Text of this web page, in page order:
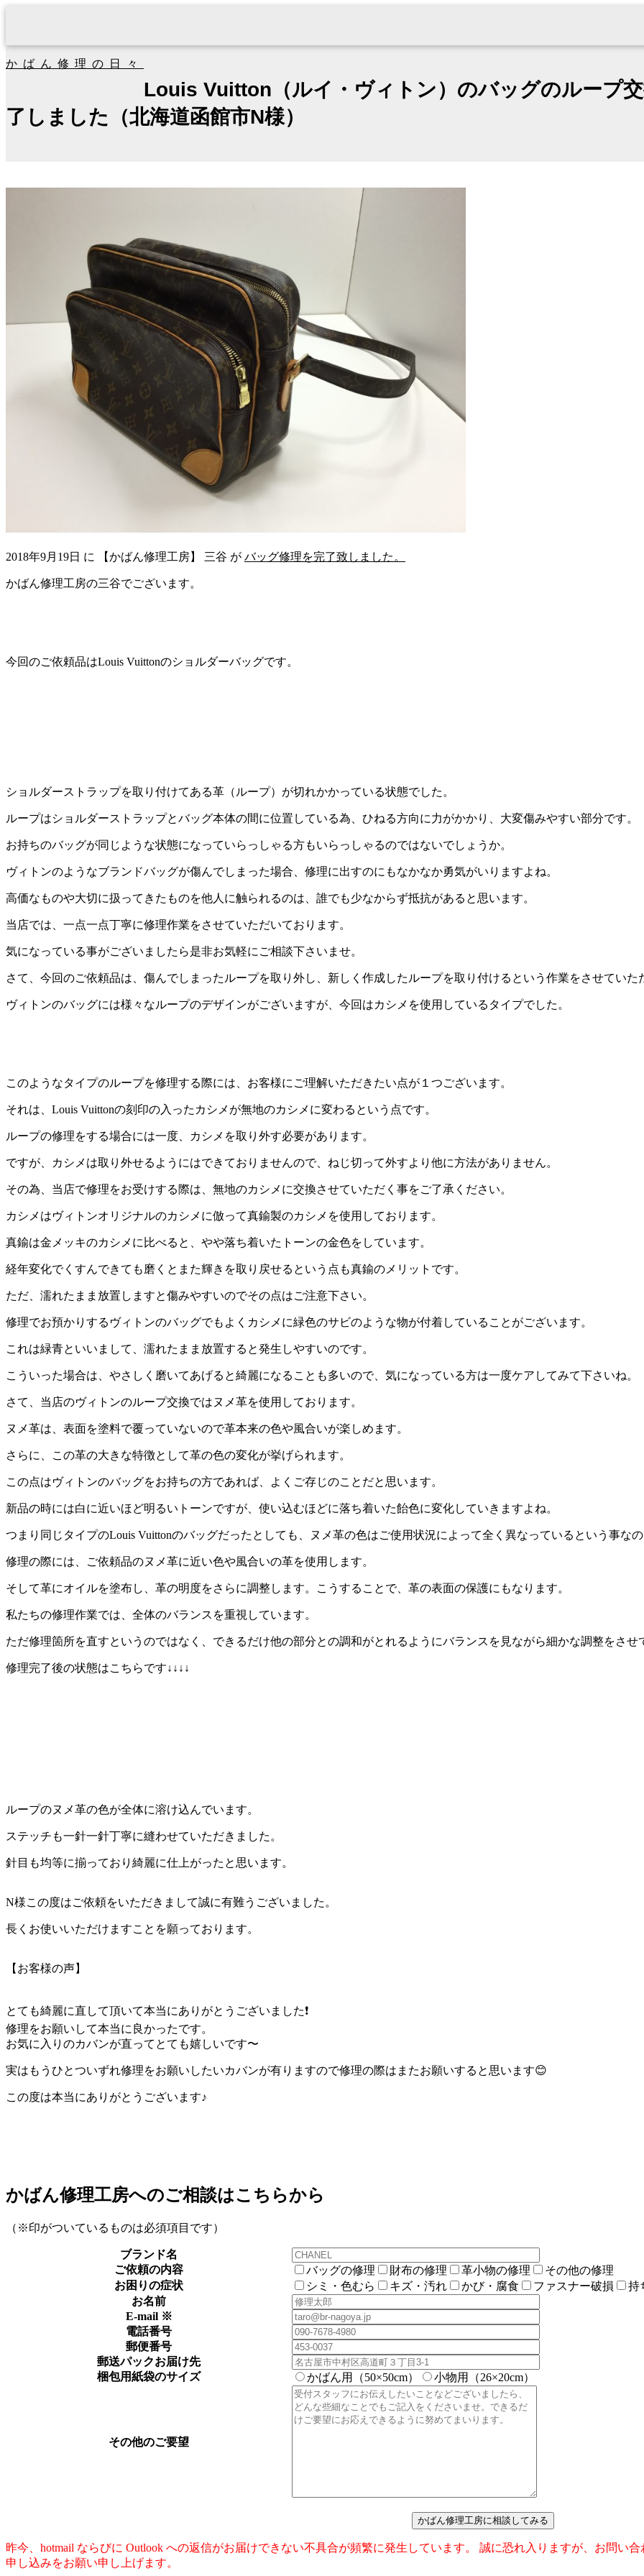
かばん修理の日々
Louis Vuitton（ルイ・ヴィトン）のバッグのループ
了しました（北海道函館市N様）
2018年9月19日 に 【かばん修理工房】 三谷 が バッグ修理を完了致しました。
かばん修理工房の三谷でございます。
今回のご依頼品はLouis Vuittonのショルダーバッグです。
ショルダーストラップを取り付けてある革（ループ）が切れかかっている状態でした。
ループはショルダーストラップとバッグ本体の間に位置している為、ひねる方向に力がかかり、大変傷みやすい部分です。
お持ちのバッグが同じような状態になっていらっしゃる方もいらっしゃるのではないでしょうか。
ヴィトンのようなブランドバッグが傷んでしまった場合、修理に出すのにもなかなか勇気がいりますよね。
高価なものや大切に扱ってきたものを他人に触られるのは、誰でも少なからず抵抗があると思います。
当店では、一点一点丁寧に修理作業をさせていただいております。
気になっている事がございましたら是非お気軽にご相談下さいませ。
さて、今回のご依頼品は、傷んでしまったループを取り外し、新しく作成したループを取り付けるという作業をさせていた
ヴィトンのバッグには様々なループのデザインがございますが、今回はカシメを使用しているタイプでした。
このようなタイプのループを修理する際には、お客様にご理解いただきたい点が１つございます。
それは、Louis Vuittonの刻印の入ったカシメが無地のカシメに変わるという点です。
ループの修理をする場合には一度、カシメを取り外す必要があります。
ですが、カシメは取り外せるようにはできておりませんので、ねじ切って外すより他に方法がありません。
その為、当店で修理をお受けする際は、無地のカシメに交換させていただく事をご了承ください。
カシメはヴィトンオリジナルのカシメに倣って真鍮製のカシメを使用しております。
真鍮は金メッキのカシメに比べると、やや落ち着いたトーンの金色をしています。
経年変化でくすんできても磨くとまた輝きを取り戻せるという点も真鍮のメリットです。
ただ、濡れたまま放置しますと傷みやすいのでその点はご注意下さい。
修理でお預かりするヴィトンのバッグでもよくカシメに緑色のサビのような物が付着していることがございます。
これは緑青といいまして、濡れたまま放置すると発生しやすいのです。
こういった場合は、やさしく磨いてあげると綺麗になることも多いので、気になっている方は一度ケアしてみて下さいね。
さて、当店のヴィトンのループ交換ではヌメ革を使用しております。
ヌメ革は、表面を塗料で覆っていないので革本来の色や風合いが楽しめます。
さらに、この革の大きな特徴として革の色の変化が挙げられます。
この点はヴィトンのバッグをお持ちの方であれば、よくご存じのことだと思います。
新品の時には白に近いほど明るいトーンですが、使い込むほどに落ち着いた飴色に変化していきますよね。
つまり同じタイプのLouis Vuittonのバッグだったとしても、ヌメ革の色はご使用状況によって全く異なっているという事な
修理の際には、ご依頼品のヌメ革に近い色や風合いの革を使用します。
そして革にオイルを塗布し、革の明度をさらに調整します。こうすることで、革の表面の保護にもなります。
私たちの修理作業では、全体のバランスを重視しています。
ただ修理箇所を直すというのではなく、できるだけ他の部分との調和がとれるようにバランスを見ながら細かな調整をさせ
修理完了後の状態はこちらです↓↓↓↓
ループのヌメ革の色が全体に溶け込んでいます。
ステッチも一針一針丁寧に縫わせていただきました。
針目も均等に揃っており綺麗に仕上がったと思います。
N様この度はご依頼をいただきまして誠に有難うございました。
長くお使いいただけますことを願っております。
【お客様の声】
とても綺麗に直して頂いて本当にありがとうございました❗️
修理をお願いして本当に良かったです。
お気に入りのカバンが直ってとても嬉しいです〜
実はもうひとついずれ修理をお願いしたいカバンが有りますので修理の際はまたお願いすると思います😊
この度は本当にありがとうございます♪
かばん修理工房へのご相談はこちらから
（※印がついているものは必須項目です）
ブランド名
ご依頼の内容
バッグの修理 財布の修理 革小物の修理
その他の修理
お困りの症状
シミ・色むら キズ・汚れ かび・腐食 ファスナー破損
持
お名前
E-mail ※
電話番号
郵便番号
郵送パックお届け先
梱包用紙袋のサイズ
かばん用（50×50cm） 小物用（26×20cm）
その他のご要望
昨今、hotmail ならびに Outlook への返信がお届けできない不具合が頻繁に発生しています。 誠に恐れ入りますが、お問い
申し込みをお願い申し上げます。